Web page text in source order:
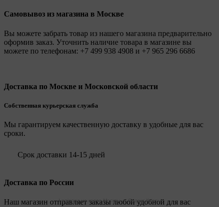
Самовывоз из магазина в Москве
Вы можете забрать товар из нашего магазина предварительно
оформив заказ. Уточнить наличие товара в магазине вы
можете по телефонам: +7 499 938 4908 и +7 965 296 6686
Доставка по Москве и Московской области
Собственная курьерская служба
Мы гарантируем качественную доставку в удобные для вас
сроки.
Срок доставки 14-15 дней
Доставка по России
Наш магазин отправляет заказы любой удобной для вас
Legionpc на карте Москвы — Яндекс Карты